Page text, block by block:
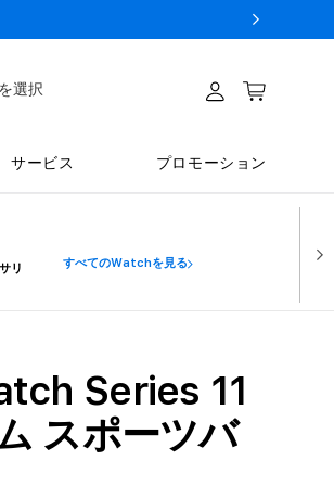
選択 カート
サービス プロモーション
リ すべてのWatchを見る
Series 11
スポーツバ